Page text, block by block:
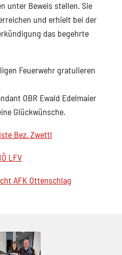
unter Beweis stellen. Sie
und erhielt bei der
das begehrte
Feuerwehr gratulieren
OBR Ewald Edelmaier
Glückwünsche.
Bez. Zwettl
LFV
AFK Ottenschlag